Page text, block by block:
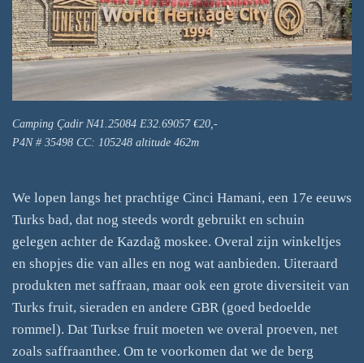
Camping Çadir N41.25084 E32.69057 €20,-
P4N # 35498 CC: 105248 altitude 462m
We lopen langs het prachtige Cinci Hamani, een 17e eeuws
Turks bad, dat nog steeds wordt gebruikt en schuin
gelegen achter de Kazdağ moskee. Overal zijn winkeltjes
en shopjes die van alles en nog wat aanbieden. Uiteraard
produkten met saffraan, maar ook een grote diversiteit van
Turks fruit, sieraden en andere GBR (goed bedoelde
rommel). Dat Turkse fruit moeten we overal proeven, net
zoals saffraanthee. Om te voorkomen dat we de berg